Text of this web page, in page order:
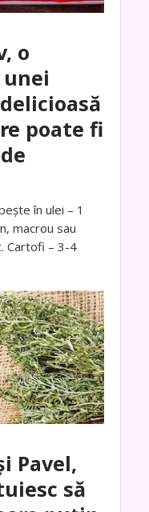
o
poate fi
în ulei – 1
macrou sau
Cartofi – 3-4
Pavel,
să